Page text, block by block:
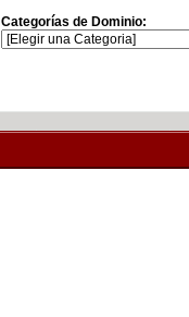
Categorías de Dominio: